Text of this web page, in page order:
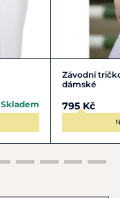
Skladem
Závodní
dámské
795 Kč